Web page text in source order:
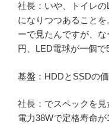
社長：いや、トイレ
になりつつあること
ーで見たんですが、
円、LED電球が一個で
基盤：HDDとSSDの
社長：でスペックを
電力38Wで定格寿命